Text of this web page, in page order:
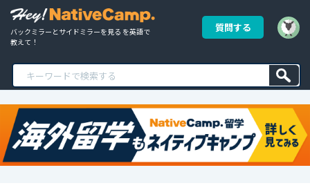
バックミラーとサイドミラーを見る を英語で
教えて！
質問する